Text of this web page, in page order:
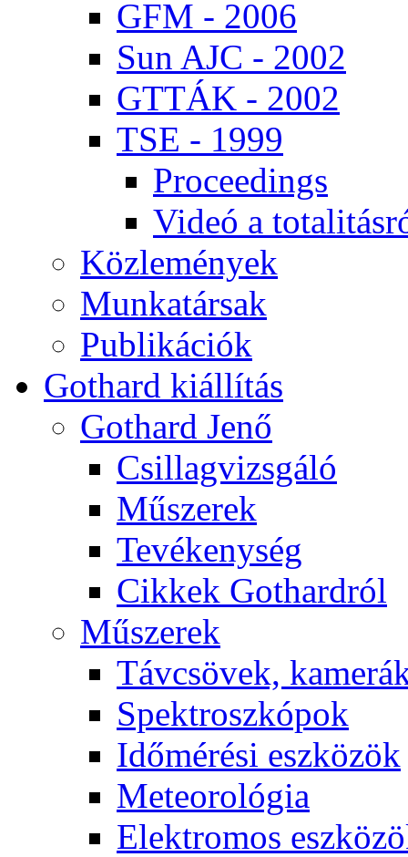
GFM - 2006
Sun AJC - 2002
GT­TÁK - 2002
TSE - 1999
Pro­ce­e­dings
Vi­deó a
Köz­le­mé­nyek
Mun­ka­tár­sak
Pub­li­ká­ci­ók
Got­hard ki­ál­lí­tás
Got­hard Je­nő
Csil­lag­vizs­gá­ló
Mű­sze­rek
Te­vé­keny­ség
Cik­kek Got­hard­ról
Mű­sze­rek
Táv­csö­vek,
Spekt­rosz­kó­pok
Idő­mé­ré­si esz­kö­zök
Me­te­o­ro­ló­gia
Elekt­ro­mos